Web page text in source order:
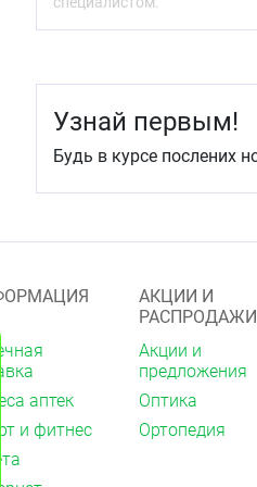
выбрасывайте
Узнай первым!
Будь в курсе послених
аптек
и фитнес
АКЦИИ И
РАСПРОДАЖИ
Акции и
предложения
Оптика
Ортопедия